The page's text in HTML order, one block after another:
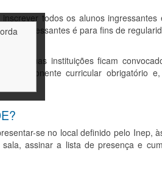
todos os alunos
ingressantes é para fins de
por suas instituições ficam
componente curricular obrigatório
se no local definido pelo Inep,
assinar a lista de presença e